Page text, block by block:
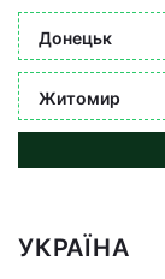
Донецьк
Житомир
УКРАЇНА